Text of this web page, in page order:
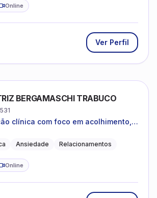
Online
Ver Perfil
BERGAMASCHI TRABUCO
clínica com foco em acolhimento,
Ansiedade Relacionamentos
Online